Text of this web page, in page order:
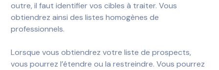
outre, il faut identifier vos cibles à traiter. Vous
obtiendrez ainsi des listes homogènes de
professionnels.
Lorsque vous obtiendrez votre liste de prospects,
vous pourrez l’étendre ou la restreindre. Vous pourrez